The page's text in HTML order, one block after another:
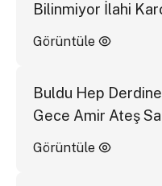
Bilinmiyor İlahi
Görüntüle
Buldu Hep Derdine
Gece Amir Ateş
Görüntüle